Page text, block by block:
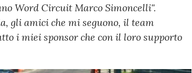
Word Circuit Marco Simoncelli".
gli amici che mi seguono, il team
i miei sponsor che con il loro supporto